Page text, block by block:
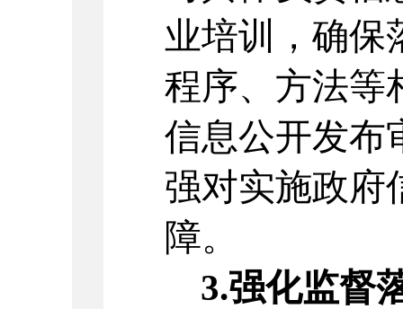
业培训，确保
程序、方法等
信息公开发布
强对实施政府
障。
3.强化监督